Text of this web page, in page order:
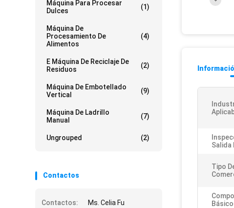
Máquina Para Procesar
Dulces
(1)
Máquina De
Procesamiento De
Alimentos
(4)
E Máquina De Reciclaje De
Residuos
(2)
Máquina De Embotellado
Vertical
(9)
Máquina De Ladrillo
Manual
(7)
Ungrouped (2)
Contactos
Contactos:
Ms. Celia Fu
Salida
Tipo